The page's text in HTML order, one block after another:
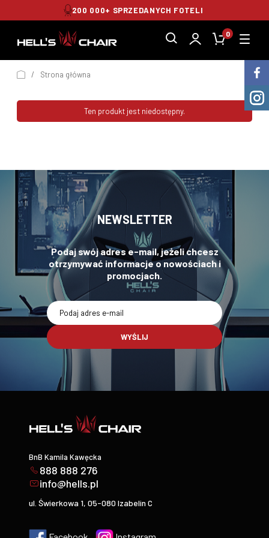
200 000+ SPRZEDANYCH FOTELI
0
/ Strona główna
Ten produkt jest niedostępny.
NEWSLETTER
Podaj swój adres e-mail, jeżeli chcesz
otrzymywać informacje o nowościach i
promocjach.
WYŚLIJ
BnB Kamila Kawęcka
888 888 276
info@hells.pl
ul. Świerkowa 1, 05-080 Izabelin C